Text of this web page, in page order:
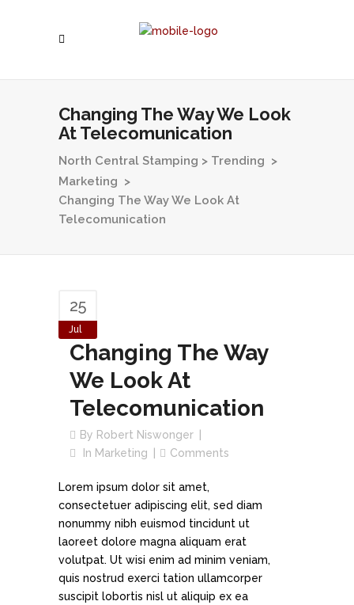
Changing The Way We Look
At Telecomunication
North Central Stamping > Trending >
Marketing >
Changing The Way We Look At
Telecomunication
25
Jul
Changing The Way
We Look At
Telecomunication
By Robert Niswonger
In Marketing Comments
Lorem ipsum dolor sit amet,
consectetuer adipiscing elit, sed diam
nonummy nibh euismod tincidunt ut
laoreet dolore magna aliquam erat
volutpat. Ut wisi enim ad minim veniam,
quis nostrud exerci tation ullamcorper
suscipit lobortis nisl ut aliquip ex ea